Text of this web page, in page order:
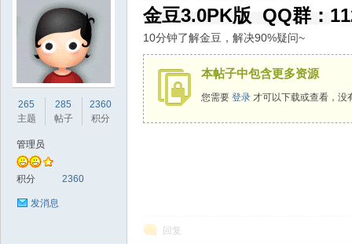
265
主题
285
帖子
2360
积分
管理员
积分 2360
发消息
金豆3.0PK版 QQ群：
10分钟了解金豆，解决90%疑问~
本帖子中包含更多资源
您需要 登录 才可以下载或查看，没
回复